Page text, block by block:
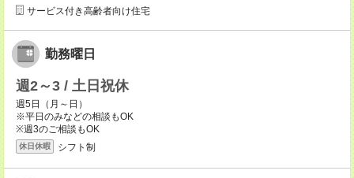
サービス付き高齢者向け住宅
勤務曜日
週2～3 / 土日祝休
週5日（月～日）
※平日のみなどの相談もOK
※週3のご相談もOK
休日休暇 シフト制